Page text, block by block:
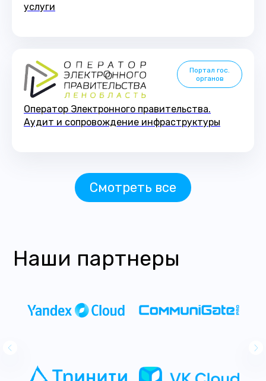
услуги
Портал гос.
органов
Оператор Электронного правительства.
Аудит и сопровождение инфраструктуры
Смотреть все
Наши партнеры